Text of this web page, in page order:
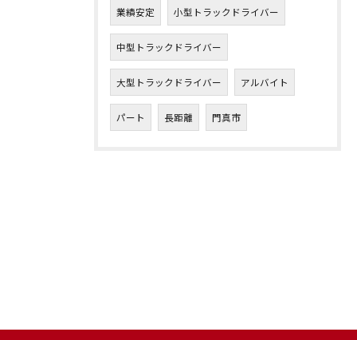
業績安定 小型トラックドライバー
中型トラックドライバー
大型トラックドライバー アルバイト
パート 長距離 門真市